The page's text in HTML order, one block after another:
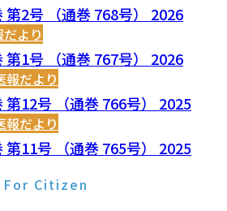
2号 （通巻 768号） 2026
より
1号 （通巻 767号） 2026
報だより
12号 （通巻 766号） 2025
報だより
11号 （通巻 765号） 2025
For Citizen